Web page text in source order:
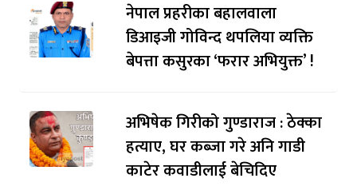
नेपाल प्रहरीका बहालवाला
डिआइजी गोविन्द थपलिया व्यक्ति
बेपत्ता कसुरका ‘फरार अभियुक्त’ !
अभिषेक गिरीको गुण्डाराज : ठेक्का
हत्याए, घर कब्जा गरे अनि गाडी
काटेर कवाडीलाई बेचिदिए